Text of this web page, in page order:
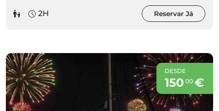
2H
Reservar Já
DESDE
150 00€